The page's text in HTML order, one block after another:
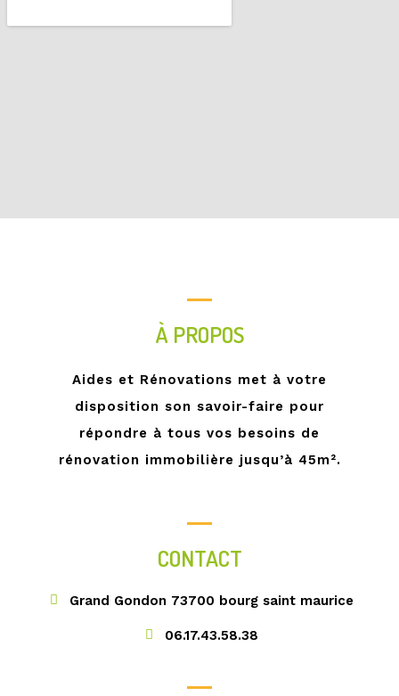
À PROPOS
Aides et Rénovations met à votre
disposition son savoir-faire pour
répondre à tous vos besoins de
rénovation immobilière jusqu’à 45m².
CONTACT
Grand Gondon 73700 bourg saint maurice
06.17.43.58.38